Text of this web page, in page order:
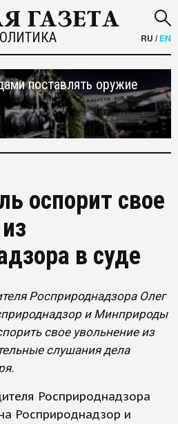
RU /EN
поставлять оружие
оспорит свое
в суде
Росприроднадзора Олег
и Минприроды
свое увольнение из
слушания дела
Росприроднадзора
Росприроднадзор и